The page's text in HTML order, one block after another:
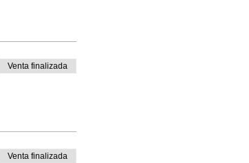
Venta finalizada
Venta finalizada